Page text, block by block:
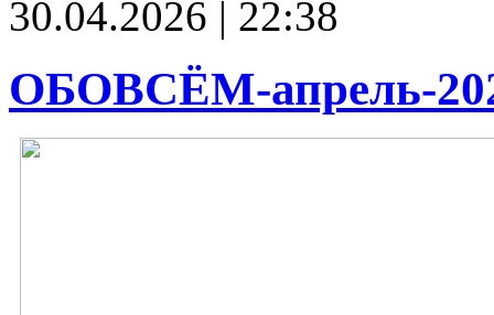
30.04.2026 | 22:38
ОБОВСЁМ-апрель-